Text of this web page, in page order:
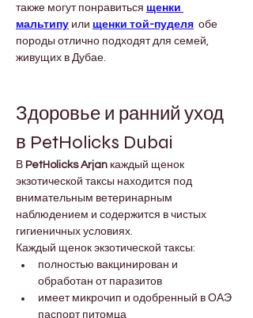
также могут понравиться щенки
мальтипу или щенки той-пуделя обе
породы отлично подходят для семей,
живущих в Дубае.
Здоровье и ранний уход
в PetHolicks Dubai
В PetHolicks Arjan каждый щенок
экзотической таксы находится под
внимательным ветеринарным
наблюдением и содержится в чистых
гигиеничных условиях.
Каждый щенок экзотической таксы:
полностью вакцинирован и
обработан от паразитов
имеет микрочип и одобренный в ОАЭ
паспорт питомца